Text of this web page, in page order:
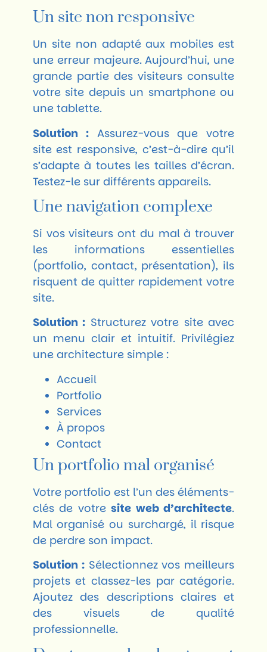
Un site non responsive
Un site non adapté aux mobiles est
une erreur majeure. Aujourd’hui, une
grande partie des visiteurs consulte
votre site depuis un smartphone ou
une tablette.
Solution :Assurez-vous que votre
site est responsive, c’est-à-dire qu’il
s’adapte à toutes les tailles d’écran.
Testez-le sur différents appareils.
Une navigation complexe
Si vos visiteurs ont du mal à trouver
les informations essentielles
(portfolio, contact, présentation), ils
risquent de quitter rapidement votre
site.
Solution : Structurez votre site avec
un menu clair et intuitif. Privilégiez
une architecture simple :
Accueil
Portfolio
Services
À propos
Contact
Un portfolio mal organisé
Votre portfolio est l’un des éléments-
clés de votresite web d’architecte.
Mal organisé ou surchargé, il risque
de perdre son impact.
Solution :Sélectionnez vos meilleurs
projets et classez-les par catégorie.
Ajoutez des descriptions claires et
des visuels de qualité
professionnelle.